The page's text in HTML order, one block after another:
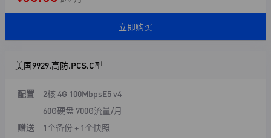
立即购买
美国9929.高防.PCS.C型
配置 2核 4G 100MbpsE5 v4
60G硬盘 700G流量/月
赠送
1个备份 + 1个快照